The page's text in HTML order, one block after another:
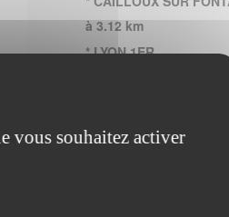
à 3.12 km
* LYON 1ER
ARRONDISSEMENT à
ARRONDISSEMENT à
ARRONDISSEMENT à
vous souhaitez activer